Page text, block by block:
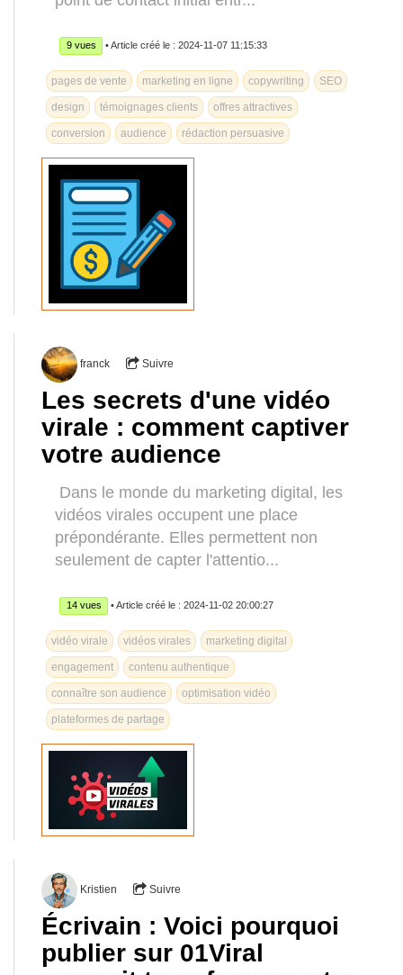
9 vues • Article créé le : 2024-11-07 11:15:33
pages de vente marketing en ligne copywriting SEO
design témoignages clients offres attractives
conversion audience rédaction persuasive
franck Suivre
Les secrets d'une vidéo
virale : comment captiver
votre audience
Dans le monde du marketing digital, les
vidéos virales occupent une place
prépondérante. Elles permettent non
seulement de capter l'attentio...
14 vues • Article créé le : 2024-11-02 20:00:27
vidéo virale vidéos virales marketing digital
engagement contenu authentique
connaître son audience optimisation vidéo
plateformes de partage
Kristien Suivre
Écrivain : Voici pourquoi
publier sur 01Viral